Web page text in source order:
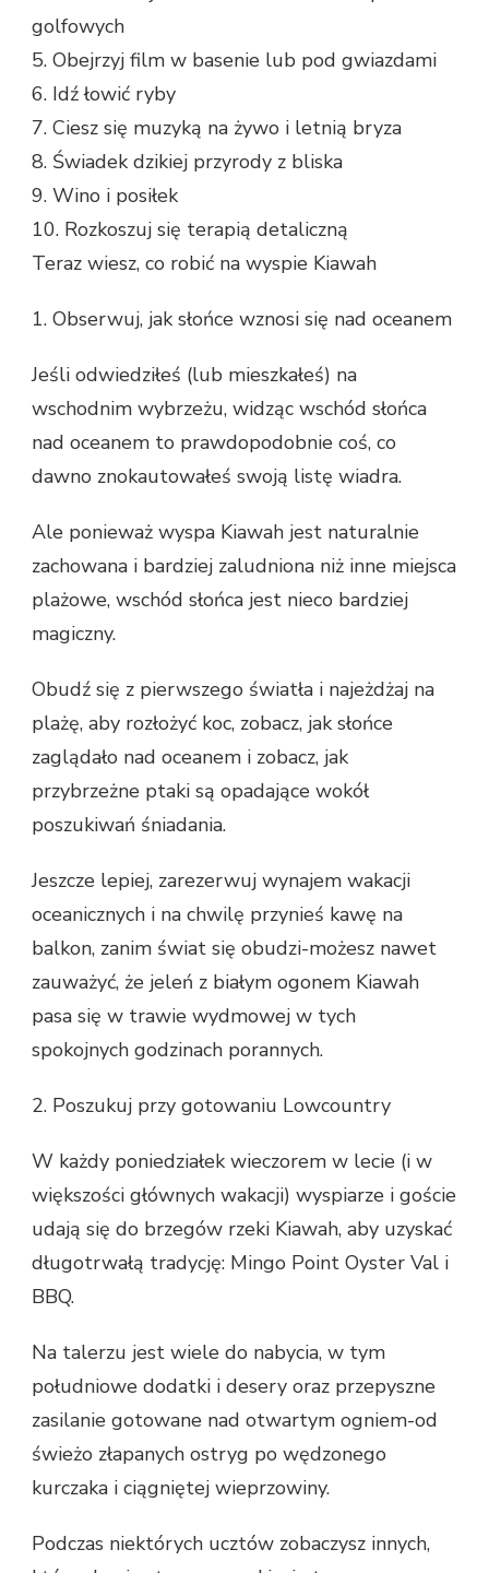
golfowych
5. Obejrzyj film w basenie lub pod gwiazdami
6. Idź łowić ryby
7. Ciesz się muzyką na żywo i letnią bryza
8. Świadek dzikiej przyrody z bliska
9. Wino i posiłek
10. Rozkoszuj się terapią detaliczną
Teraz wiesz, co robić na wyspie Kiawah
1. Obserwuj, jak słońce wznosi się nad oceanem
Jeśli odwiedziłeś (lub mieszkałeś) na
wschodnim wybrzeżu, widząc wschód słońca
nad oceanem to prawdopodobnie coś, co
dawno znokautowałeś swoją listę wiadra.
Ale ponieważ wyspa Kiawah jest naturalnie
zachowana i bardziej zaludniona niż inne miejsca
plażowe, wschód słońca jest nieco bardziej
magiczny.
Obudź się z pierwszego światła i najeżdżaj na
plażę, aby rozłożyć koc, zobacz, jak słońce
zaglądało nad oceanem i zobacz, jak
przybrzeżne ptaki są opadające wokół
poszukiwań śniadania.
Jeszcze lepiej, zarezerwuj wynajem wakacji
oceanicznych i na chwilę przynieś kawę na
balkon, zanim świat się obudzi-możesz nawet
zauważyć, że jeleń z białym ogonem Kiawah
pasa się w trawie wydmowej w tych
spokojnych godzinach porannych.
2. Poszukuj przy gotowaniu Lowcountry
W każdy poniedziałek wieczorem w lecie (i w
większości głównych wakacji) wyspiarze i goście
udają się do brzegów rzeki Kiawah, aby uzyskać
długotrwałą tradycję: Mingo Point Oyster Val i
BBQ.
Na talerzu jest wiele do nabycia, w tym
południowe dodatki i desery oraz przepyszne
zasilanie gotowane nad otwartym ogniem-od
świeżo złapanych ostryg po wędzonego
kurczaka i ciągniętej wieprzowiny.
Podczas niektórych ucztów zobaczysz innych,